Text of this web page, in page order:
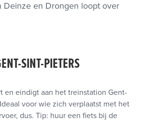
Deinze en Drongen loopt over
SINT-PIETERS
en eindigt aan het treinstation Gent-
voor wie zich verplaatst met het
dus. Tip: huur een fiets bij de